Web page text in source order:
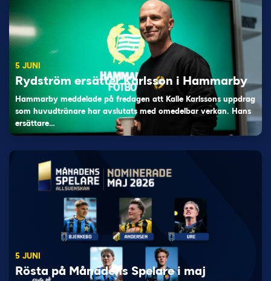
5 JUNI
Rydström ersätter Karlsson i Hammarby
Hammarby meddelade på fredagen att Kalle Karlssons uppdrag
som huvudtränare har avslutats med omedelbar verkan. Hans
ersättare…
5 JUNI
Rösta på Månadens Spelare i maj